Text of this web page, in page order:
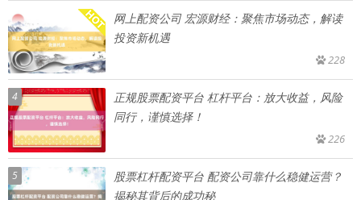
网上配资公司 宏源财经：聚焦市场动态，解读
投资新机遇
228
4
正规股票配资平台 杠杆平台：放大收益，风险
同行，谨慎选择！
226
5
股票杠杆配资平台 配资公司靠什么稳健运营？
揭秘其背后的成功秘